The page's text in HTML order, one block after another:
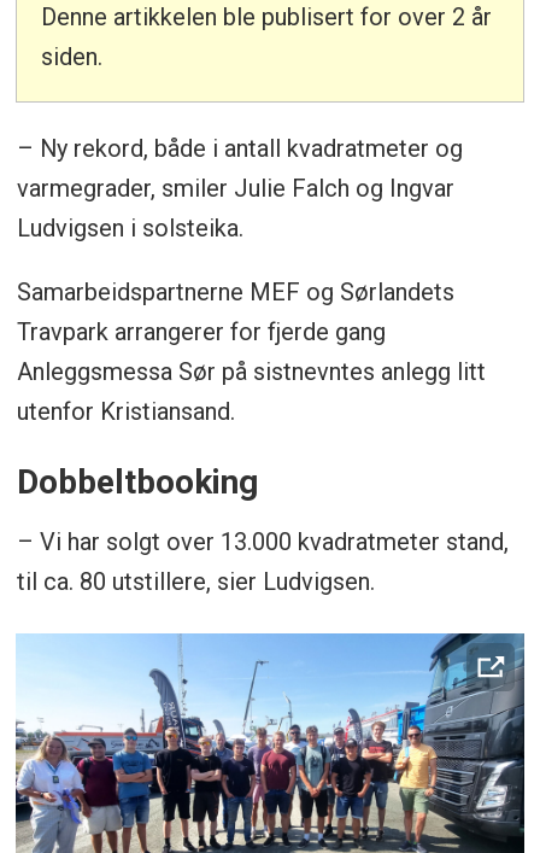
Denne artikkelen ble publisert for over 2 år
siden.
– Ny rekord, både i antall kvadratmeter og
varmegrader, smiler Julie Falch og Ingvar
Ludvigsen i solsteika.
Samarbeidspartnerne MEF og Sørlandets
Travpark arrangerer for fjerde gang
Anleggsmessa Sør på sistnevntes anlegg litt
utenfor Kristiansand.
Dobbeltbooking
– Vi har solgt over 13.000 kvadratmeter stand,
til ca. 80 utstillere, sier Ludvigsen.